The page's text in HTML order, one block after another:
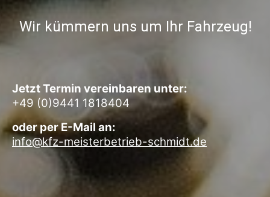
Wir kümmern uns um Ihr Fahrzeug!
Jetzt Termin vereinbaren unter:
+49 (0)9441 1818404
oder per E-Mail an:
info@kfz-meisterbetrieb-schmidt.de